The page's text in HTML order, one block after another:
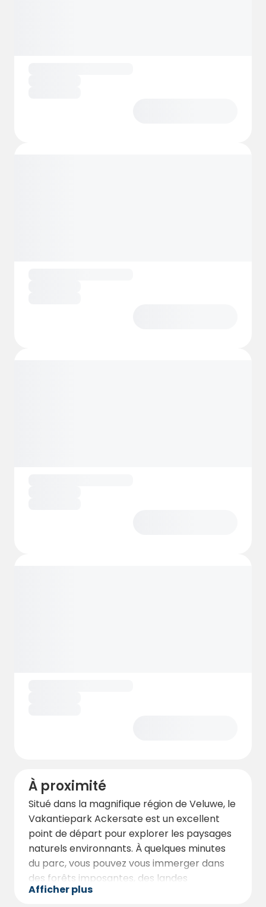
À proximité
Situé dans la magnifique région de Veluwe, le
Vakantiepark Ackersate est un excellent
point de départ pour explorer les paysages
naturels environnants. À quelques minutes
du parc, vous pouvez vous immerger dans
des forêts imposantes, des landes
ondulantes et des sentiers de randonnée et
Afficher plus